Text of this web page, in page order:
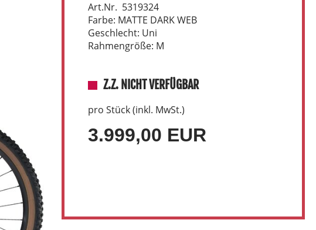
Art.Nr. 5319324
Farbe: MATTE DARK WEB
Geschlecht: Uni
Rahmengröße: M
Z.Z. NICHT VERFÜGBAR
pro Stück (inkl. MwSt.)
3.999,00 EUR